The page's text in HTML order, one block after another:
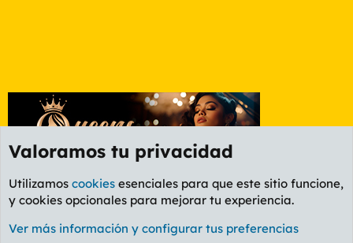
Etiquetas
Cookies
PL OLDSTYLE AMARILLO
Valoramos tu privacidad
Utilizamos cookies esenciales para que este sitio funcione,
y cookies opcionales para mejorar tu experiencia.
Ver más información y configurar tus preferencias